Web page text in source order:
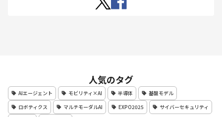
人気のタグ
AIエージェント モビリティ×AI 半導体
基盤モデル
ロボティクス
マルチモーダルAI EXPO2025 サイバーセキュリティ